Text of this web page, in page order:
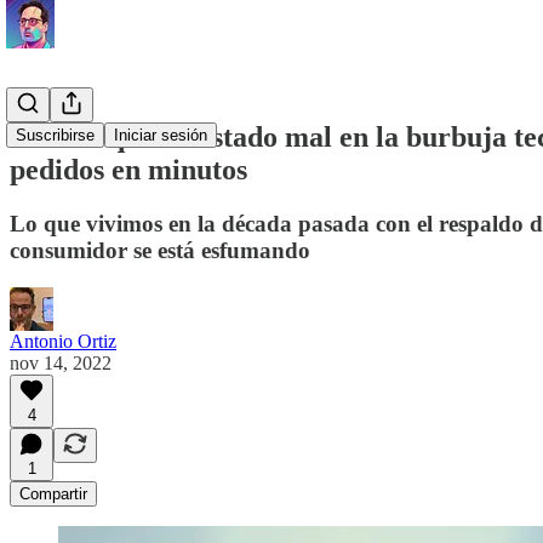
Suscribirse Iniciar sesión
Todo lo que ha estado mal en la burbuja
pedidos en minutos
Lo que vivimos en la década pasada con el respaldo
consumidor se está esfumando
Antonio Ortiz
nov 14, 2022
4
1
Compartir